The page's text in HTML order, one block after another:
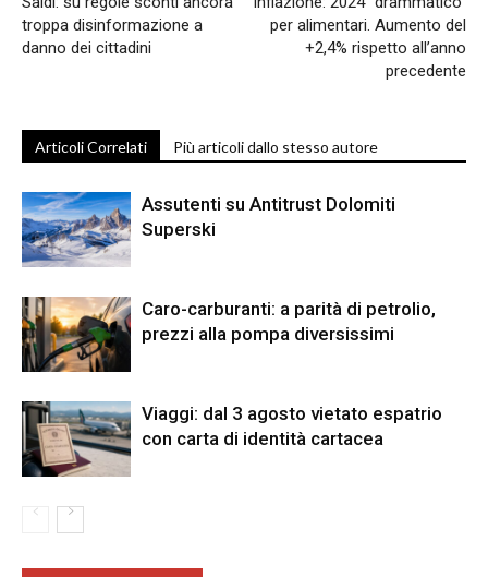
troppa disinformazione a
danno dei cittadini
per alimentari. Aumento del
+2,4% rispetto all’anno
precedente
Articoli Correlati Più articoli dallo stesso autore
Assutenti su Antitrust Dolomiti
Superski
Caro-carburanti: a parità di petrolio,
prezzi alla pompa diversissimi
Viaggi: dal 3 agosto vietato espatrio
con carta di identità cartacea